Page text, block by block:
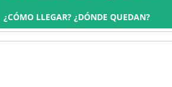
¿CÓMO LLEGAR? ¿DÓNDE QUEDAN?